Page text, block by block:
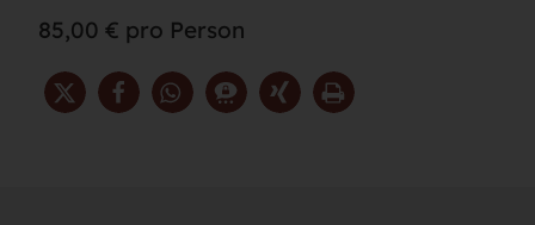
85,00 € pro Person